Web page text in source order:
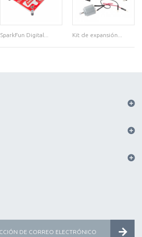
SparkFun Digital... Kit de expansión...